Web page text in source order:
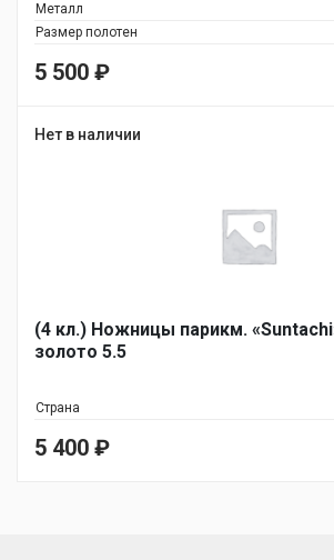
Металл
Размер полотен
5 500 ₽
Нет в наличии
(4 кл.) Ножницы парикм.
золото 5.5
Страна
5 400 ₽